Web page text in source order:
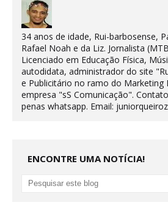
34 anos de idade, Rui-barbosense,
Rafael Noah e da Liz. Jornalista
Licenciado em Educação Física,
autodidata, administrador do site
e Publicitário no ramo do Marketing
empresa "sS Comunicação".
penas whatsapp. Email:
ENCONTRE UMA NOTÍCIA!